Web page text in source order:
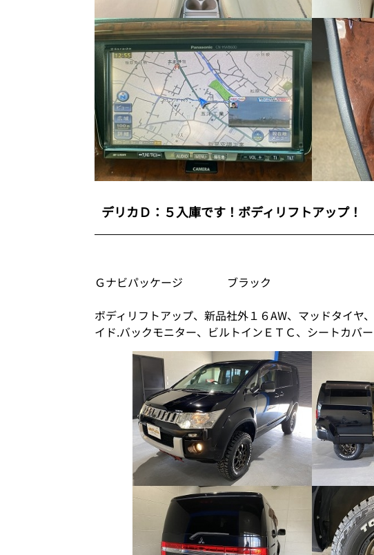
デリカＤ：５入庫です！ボディリフトアップ！
Ｇナビパッケージ ブラック
ボディリフトアップ、新品社外１６AW、マッドタイヤ
イド.バックモニター、ビルトインＥＴＣ、シートカバー